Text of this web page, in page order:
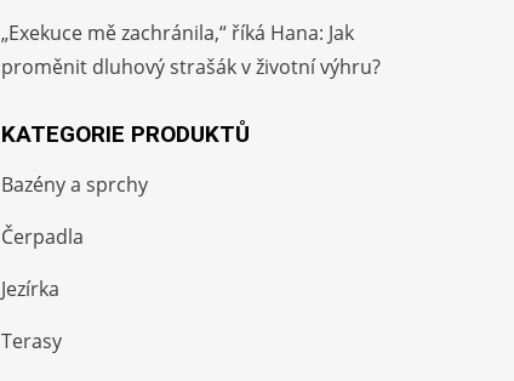
„Exekuce mě zachránila,“ říká Hana: Jak
proměnit dluhový strašák v životní výhru?
KATEGORIE PRODUKTŮ
Bazény a sprchy
Čerpadla
Jezírka
Terasy